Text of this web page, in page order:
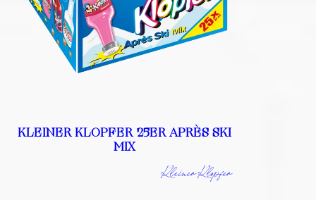
KLEINER KLOPFER 25ER APRÈS SKI
MIX
Kleiner Klopfer